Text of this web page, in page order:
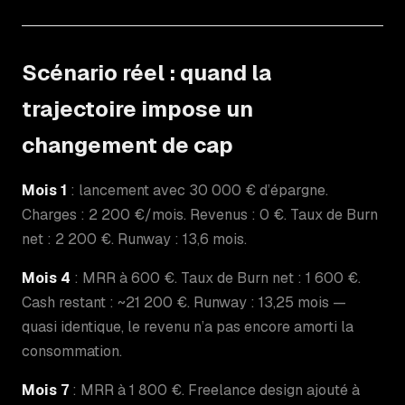
Scénario réel : quand la
trajectoire impose un
changement de cap
Mois 1 : lancement avec 30 000 € d’épargne.
Charges : 2 200 €/mois. Revenus : 0 €. Taux de Burn
net : 2 200 €. Runway : 13,6 mois.
Mois 4 : MRR à 600 €. Taux de Burn net : 1 600 €.
Cash restant : ~21 200 €. Runway : 13,25 mois —
quasi identique, le revenu n’a pas encore amorti la
consommation.
Mois 7 : MRR à 1 800 €. Freelance design ajouté à